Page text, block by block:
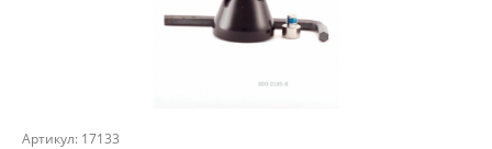
Артикул: 17133